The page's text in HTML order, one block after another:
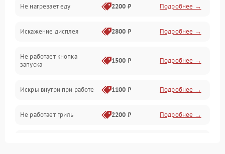
Механические повреждения
Питание и запуск
Нагрев и приготовление
Программное обеспечение
Не нагревает еду 2200 ₽ Подробнее →
Искажение дисплея 2800 ₽ Подробнее →
Не работает кнопка
запуска
1500 ₽ Подробнее →
Искры внутри при работе 1100 ₽ Подробнее →
Не работает гриль 2200 ₽ Подробнее →